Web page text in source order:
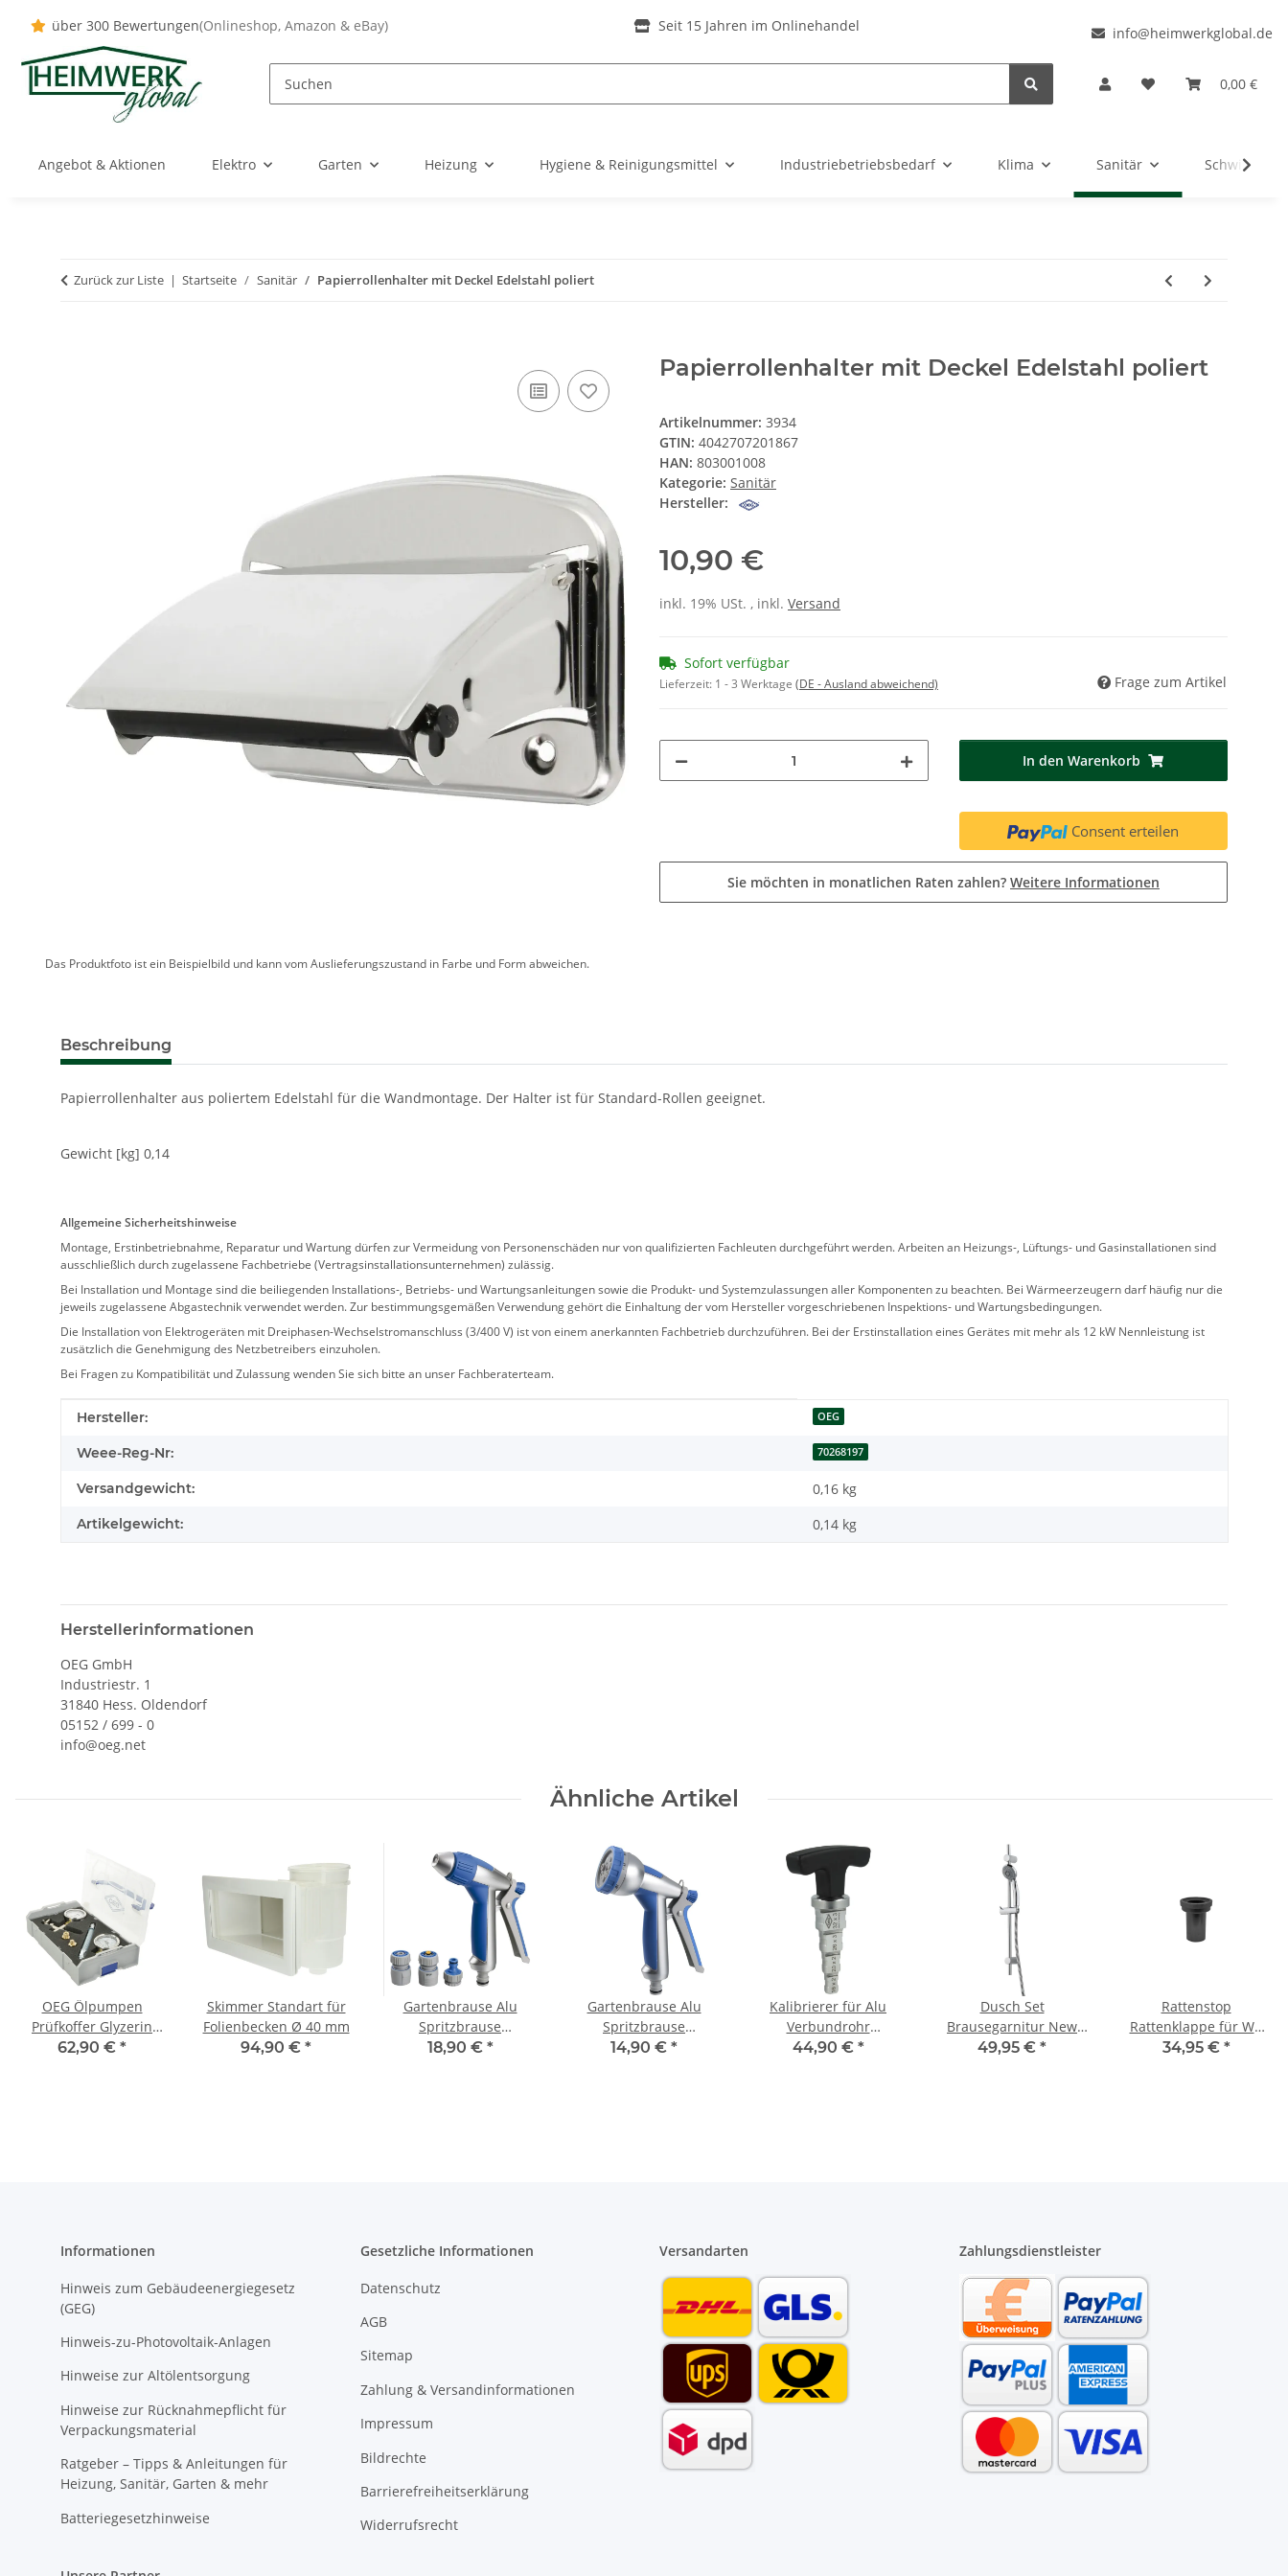
über 300 Bewertungen(Onlineshop, Amazon & eBay) Seit 15 Jahren im Onlinehandel info@heimwerkglobal.de
0,00 €
Angebot & Aktionen Elektro Garten Heizung Hygiene & Reinigungsmittel Industriebetriebsbedarf Klima Sanitär
Zurück zur Liste Startseite Sanitär Papierrollenhalter mit Deckel Edelstahl poliert
Das Produktfoto ist ein Beispielbild und kann vom Auslieferungszustand in Farbe und Form abweichen.
Papierrollenhalter mit Deckel Edelstahl poliert
Artikelnummer: 3934
GTIN: 4042707201867
HAN: 803001008
Kategorie: Sanitär
Hersteller:
10,90 €
inkl. 19% USt. , inkl. Versand
Sofort verfügbar
Lieferzeit: 1 - 3 Werktage (DE - Ausland abweichend) Frage zum Artikel
In den Warenkorb
Consent erteilen
Sie möchten in monatlichen Raten zahlen? Weitere Informationen
Beschreibung
Papierrollenhalter aus poliertem Edelstahl für die Wandmontage. Der Halter ist für Standard-Rollen geeignet.
Gewicht [kg] 0,14
Allgemeine Sicherheitshinweise
Montage, Erstinbetriebnahme, Reparatur und Wartung dürfen zur Vermeidung von Personenschäden nur von qualifizierten Fachleuten durchgeführt werden. Arbeiten an Heizungs-, Lüftungs- und Gasinstallationen sind
ausschließlich durch zugelassene Fachbetriebe (Vertragsinstallationsunternehmen) zulässig.
Bei Installation und Montage sind die beiliegenden Installations-, Betriebs- und Wartungsanleitungen sowie die Produkt- und Systemzulassungen aller Komponenten zu beachten. Bei Wärmeerzeugern darf häufig nur die
jeweils zugelassene Abgastechnik verwendet werden. Zur bestimmungsgemäßen Verwendung gehört die Einhaltung der vom Hersteller vorgeschriebenen Inspektions- und Wartungsbedingungen.
Die Installation von Elektrogeräten mit Dreiphasen-Wechselstromanschluss (3/400 V) ist von einem anerkannten Fachbetrieb durchzuführen. Bei der Erstinstallation eines Gerätes mit mehr als 12 kW Nennleistung ist
zusätzlich die Genehmigung des Netzbetreibers einzuholen.
Bei Fragen zu Kompatibilität und Zulassung wenden Sie sich bitte an unser Fachberaterteam.
Produkteigenschaft
Wert
Hersteller: OEG
Weee-Reg-Nr: 70268197
Versandgewicht: 0,16 kg
Artikelgewicht: 0,14 kg
Herstellerinformationen
OEG GmbH
Industriestr. 1
31840 Hess. Oldendorf
05152 / 699 - 0
info@oeg.net
Ähnliche Artikel
OEG Ölpumpen
Prüfkoffer Glyzerin
PPKG
62,90 € *
Skimmer Standart für
Folienbecken Ø 40 mm
94,90 € *
Gartenbrause Alu
Spritzbrause
Sprühpistole stufenlos
18,90 € *
Gartenbrause Alu
Spritzbrause
Sprühpistole 8 fach
14,90 € *
Kalibrierer für Alu
Verbundrohr
Kunststoffrohr 16 bis
44,90 € *
Dusch Set
Brausegarnitur New
Cento verchromt mit
49,95 € *
Rattenstop
Rattenklappe für WC
Anschlussgarnitur DN
34,95 € *
Informationen
Hinweis zum Gebäudeenergiegesetz
(GEG)
Hinweis-zu-Photovoltaik-Anlagen
Hinweise zur Altölentsorgung
Hinweise zur Rücknahmepflicht für
Verpackungsmaterial
Ratgeber – Tipps & Anleitungen für
Heizung, Sanitär, Garten & mehr
Batteriegesetzhinweise
Gesetzliche Informationen
Datenschutz
AGB
Sitemap
Zahlung & Versandinformationen
Impressum
Bildrechte
Barrierefreiheitserklärung
Widerrufsrecht
Versandarten Zahlungsdienstleister